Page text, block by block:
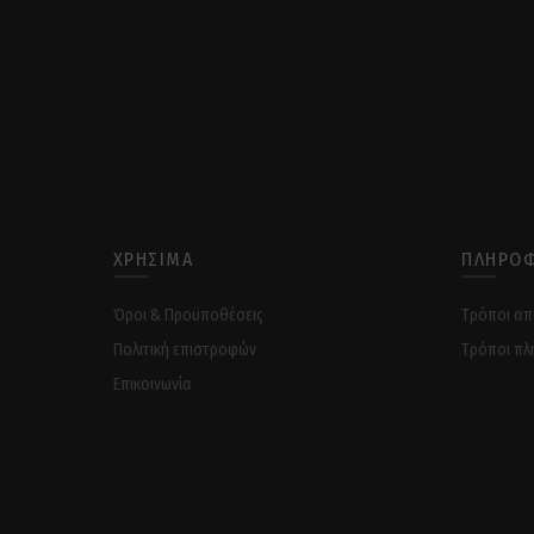
ΧΡΉΣΙΜΑ
Όροι & Προϋποθέσεις
Πολιτική επιστροφών
Επικοινωνία
Tρόποι
Tρόποι